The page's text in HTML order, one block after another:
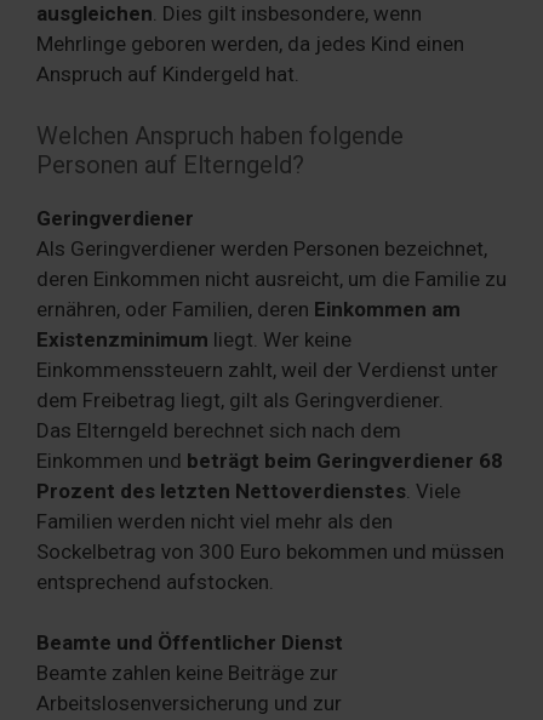
ausgleichen. Dies gilt insbesondere, wenn
Mehrlinge geboren werden, da jedes Kind einen
Anspruch auf Kindergeld hat.
Welchen Anspruch haben folgende
Personen auf Elterngeld?
Geringverdiener
Als Geringverdiener werden Personen bezeichnet,
deren Einkommen nicht ausreicht, um die Familie zu
ernähren, oder Familien, deren Einkommen am
Existenzminimum liegt. Wer keine
Einkommenssteuern zahlt, weil der Verdienst unter
dem Freibetrag liegt, gilt als Geringverdiener.
Das Elterngeld berechnet sich nach dem
Einkommen und beträgt beim Geringverdiener 68
Prozent des letzten Nettoverdienstes . Viele
Familien werden nicht viel mehr als den
Sockelbetrag von 300 Euro bekommen und müssen
entsprechend aufstocken.
Beamte und Öffentlicher Dienst
Beamte zahlen keine Beiträge zur
Arbeitslosenversicherung und zur